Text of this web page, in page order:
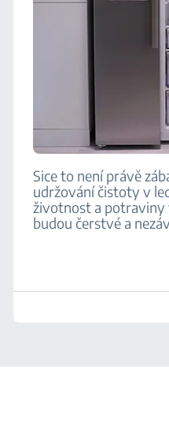
Sice to není právě
udržování čistoty v
životnost a potraviny
budou čerstvé a